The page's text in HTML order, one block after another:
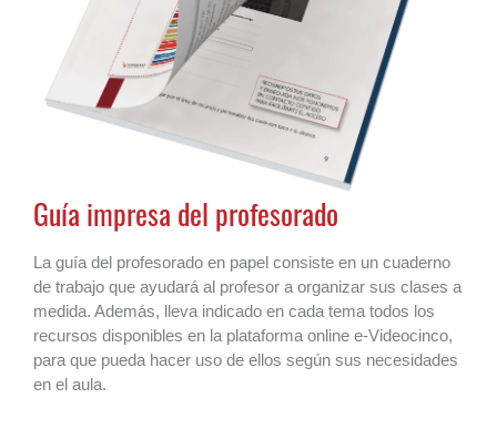
Guía impresa del profesorado
La guía del profesorado en papel consiste en un cuaderno
de trabajo que ayudará al profesor a organizar sus clases a
medida. Además, lleva indicado en cada tema todos los
recursos disponibles en la plataforma online e-Videocinco,
para que pueda hacer uso de ellos según sus necesidades
en el aula.